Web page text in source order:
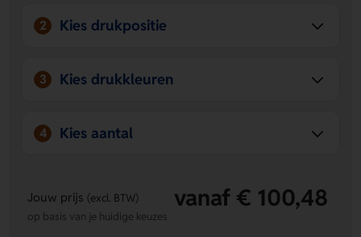
2 Kies drukpositie
3 Kies drukkleuren
4 Kies aantal
Jouw prijs (excl. BTW) vanaf € 100,48
op basis van je huidige keuzes